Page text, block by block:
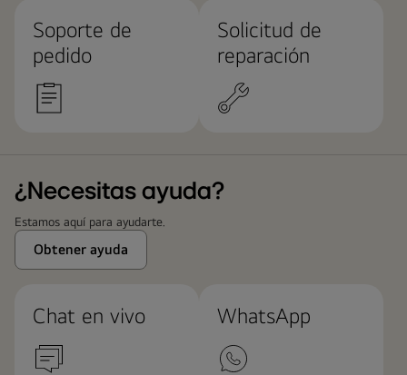
Soporte de
pedido
Solicitud de
reparación
¿Necesitas ayuda?
Estamos aquí para ayudarte.
Obtener ayuda
Chat en vivo WhatsApp